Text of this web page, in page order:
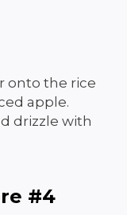
onto the rice
apple.
drizzle with
#4